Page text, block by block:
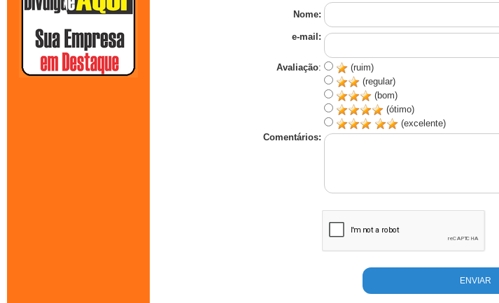
Nome:
e-mail:
Avaliação:
(ruim)
(regular)
(bom)
(ótimo)
(excelente)
Comentários: